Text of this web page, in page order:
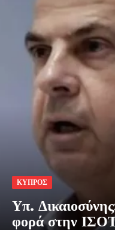
ΚΥΠΡΟΣ
Υπ.
φορά στην